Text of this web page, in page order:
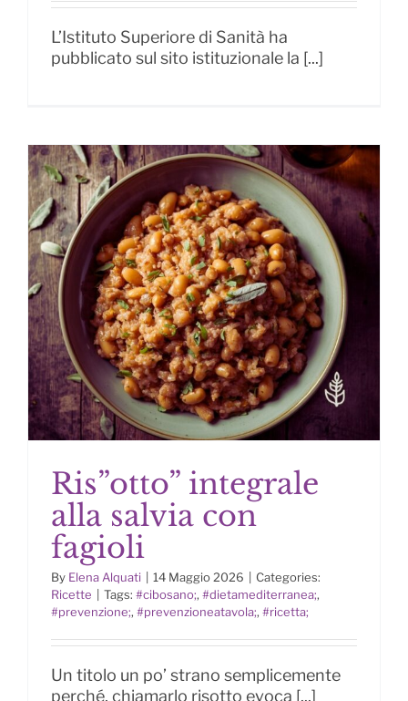
L’Istituto Superiore di Sanità ha
pubblicato sul sito istituzionale la [...]
Ris”otto” integrale alla salvia con
fagioli
Ris”otto” integrale
alla salvia con
fagioli
By Elena Alquati 14 Maggio 2026
Categories:
Ricette
Tags: #cibosano;, #dietamediterranea;,
#prevenzione;, #prevenzioneatavola;, #ricetta;
Un titolo un po’ strano semplicemente
perché, chiamarlo risotto evoca [...]